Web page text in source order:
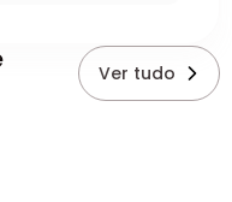
Ver tudo